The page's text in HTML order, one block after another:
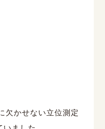
欠かせない立位測定